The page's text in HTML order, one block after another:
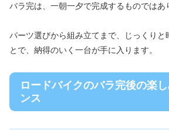
バラ完は、一朝一夕で完成するものではあ
パーツ選びから組み立てまで、じっくりと
とで、納得のいく一台が手に入ります。
ロードバイクのバラ完後の楽
ンス